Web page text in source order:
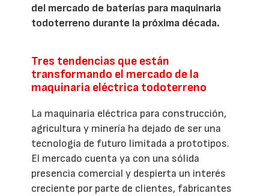
del mercado de baterías para maquinaria
todoterreno durante la próxima década.
Tres tendencias que están
transformando el mercado de la
maquinaria eléctrica todoterreno
La maquinaria eléctrica para construcción,
agricultura y minería ha dejado de ser una
tecnología de futuro limitada a prototipos.
El mercado cuenta ya con una sólida
presencia comercial y despierta un interés
creciente por parte de clientes, fabricantes